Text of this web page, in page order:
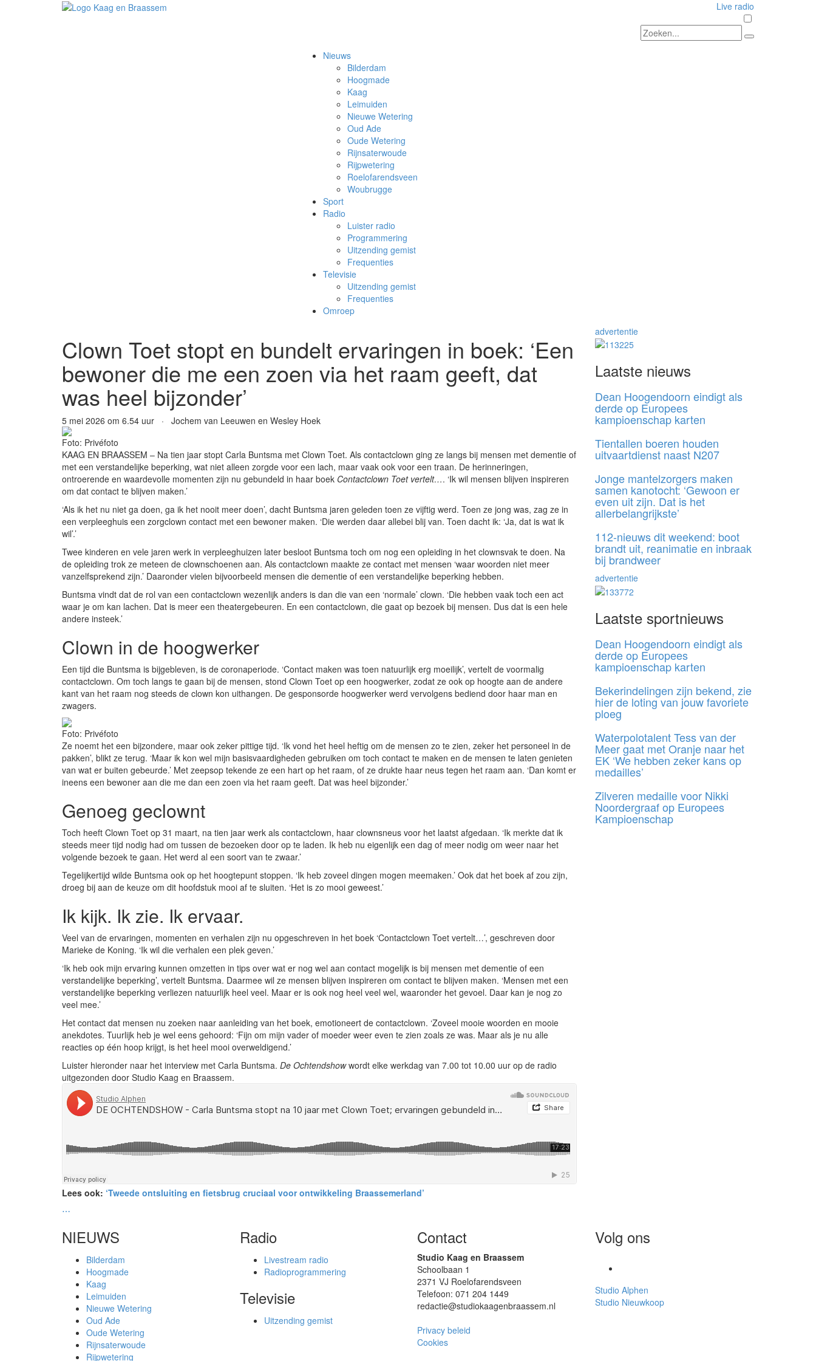
Live radio
Nieuws
Bilderdam
Hoogmade
Kaag
Leimuiden
Nieuwe Wetering
Oud Ade
Oude Wetering
Rijnsaterwoude
Rijpwetering
Roelofarendsveen
Woubrugge
Sport
Radio
Luister radio
Programmering
Uitzending gemist
Frequenties
Televisie
Uitzending gemist
Frequenties
Omroep
Clown Toet stopt en bundelt ervaringen in boek: ‘Een
bewoner die me een zoen via het raam geeft, dat
was heel bijzonder’
5 mei 2026 om 6.54 uur · Jochem van Leeuwen en Wesley Hoek
Foto: Privéfoto
KAAG EN BRAASSEM – Na tien jaar stopt Carla Buntsma met Clown Toet. Als contactclown ging ze langs bij mensen met dementie of
met een verstandelijke beperking, wat niet alleen zorgde voor een lach, maar vaak ook voor een traan. De herinneringen,
ontroerende en waardevolle momenten zijn nu gebundeld in haar boek Contactclown Toet vertelt…. ‘Ik wil mensen blijven inspireren
om dat contact te blijven maken.’
‘Als ik het nu niet ga doen, ga ik het nooit meer doen’, dacht Buntsma jaren geleden toen ze vijftig werd. Toen ze jong was, zag ze in
een verpleeghuis een zorgclown contact met een bewoner maken. ‘Die werden daar allebei blij van. Toen dacht ik: ‘Ja, dat is wat ik
wil’.’
Twee kinderen en vele jaren werk in verpleeghuizen later besloot Buntsma toch om nog een opleiding in het clownsvak te doen. Na
de opleiding trok ze meteen de clownschoenen aan. Als contactclown maakte ze contact met mensen ‘waar woorden niet meer
vanzelfsprekend zijn.’ Daaronder vielen bijvoorbeeld mensen die dementie of een verstandelijke beperking hebben.
Buntsma vindt dat de rol van een contactclown wezenlijk anders is dan die van een ‘normale’ clown. ‘Die hebben vaak toch een act
waar je om kan lachen. Dat is meer een theatergebeuren. En een contactclown, die gaat op bezoek bij mensen. Dus dat is een hele
andere insteek.’
Clown in de hoogwerker
Een tijd die Buntsma is bijgebleven, is de coronaperiode. ‘Contact maken was toen natuurlijk erg moeilijk’, vertelt de voormalig
contactclown. Om toch langs te gaan bij de mensen, stond Clown Toet op een hoogwerker, zodat ze ook op hoogte aan de andere
kant van het raam nog steeds de clown kon uithangen. De gesponsorde hoogwerker werd vervolgens bediend door haar man en
zwagers.
Foto: Privéfoto
Ze noemt het een bijzondere, maar ook zeker pittige tijd. ‘Ik vond het heel heftig om de mensen zo te zien, zeker het personeel in de
pakken’, blikt ze terug. ‘Maar ik kon wel mijn basisvaardigheden gebruiken om toch contact te maken en de mensen te laten genieten
van wat er buiten gebeurde.’ Met zeepsop tekende ze een hart op het raam, of ze drukte haar neus tegen het raam aan. ‘Dan komt er
ineens een bewoner aan die me dan een zoen via het raam geeft. Dat was heel bijzonder.’
Genoeg geclownt
Toch heeft Clown Toet op 31 maart, na tien jaar werk als contactclown, haar clownsneus voor het laatst afgedaan. ‘Ik merkte dat ik
steeds meer tijd nodig had om tussen de bezoeken door op te laden. Ik heb nu eigenlijk een dag of meer nodig om weer naar het
volgende bezoek te gaan. Het werd al een soort van te zwaar.’
Tegelijkertijd wilde Buntsma ook op het hoogtepunt stoppen. ‘Ik heb zoveel dingen mogen meemaken.’ Ook dat het boek af zou zijn,
droeg bij aan de keuze om dit hoofdstuk mooi af te sluiten. ‘Het is zo mooi geweest.’
Ik kijk. Ik zie. Ik ervaar.
Veel van de ervaringen, momenten en verhalen zijn nu opgeschreven in het boek ‘Contactclown Toet vertelt…’, geschreven door
Marieke de Koning. ‘Ik wil die verhalen een plek geven.’
‘Ik heb ook mijn ervaring kunnen omzetten in tips over wat er nog wel aan contact mogelijk is bij mensen met dementie of een
verstandelijke beperking’, vertelt Buntsma. Daarmee wil ze mensen blijven inspireren om contact te blijven maken. ‘Mensen met een
verstandelijke beperking verliezen natuurlijk heel veel. Maar er is ook nog heel veel wel, waaronder het gevoel. Daar kan je nog zo
veel mee.’
Het contact dat mensen nu zoeken naar aanleiding van het boek, emotioneert de contactclown. ‘Zoveel mooie woorden en mooie
anekdotes. Tuurlijk heb je wel eens gehoord: ‘Fijn om mijn vader of moeder weer even te zien zoals ze was. Maar als je nu alle
reacties op één hoop krijgt, is het heel mooi overweldigend.’
Luister hieronder naar het interview met Carla Buntsma. De Ochtendshowwordt elke werkdag van 7.00 tot 10.00 uur op de radio
uitgezonden door Studio Kaag en Braassem.
Lees ook: ‘Tweede ontsluiting en fietsbrug cruciaal voor ontwikkeling Braassemerland’
⋯
advertentie
Laatste nieuws
Dean Hoogendoorn eindigt als
derde op Europees
kampioenschap karten
Tientallen boeren houden
uitvaartdienst naast N207
Jonge mantelzorgers maken
samen kanotocht: ‘Gewoon er
even uit zijn. Dat is het
allerbelangrijkste’
112-nieuws dit weekend: boot
brandt uit, reanimatie en inbraak
bij brandweer
advertentie
Laatste sportnieuws
Dean Hoogendoorn eindigt als
derde op Europees
kampioenschap karten
Bekerindelingen zijn bekend, zie
hier de loting van jouw favoriete
ploeg
Waterpolotalent Tess van der
Meer gaat met Oranje naar het
EK ‘We hebben zeker kans op
medailles’
Zilveren medaille voor Nikki
Noordergraaf op Europees
Kampioenschap
NIEUWS
Bilderdam
Hoogmade
Kaag
Leimuiden
Nieuwe Wetering
Oud Ade
Oude Wetering
Rijnsaterwoude
Rijpwetering
Radio
Livestream radio
Radioprogrammering
Televisie
Uitzending gemist
Contact
Studio Kaag en Braassem
Schoolbaan 1
2371 VJ Roelofarendsveen
Telefoon: 071 204 1449
redactie@studiokaag​enbraassem.nl
Privacy beleid
Cookies
Volg ons
Studio Alphen
Studio Nieuwkoop